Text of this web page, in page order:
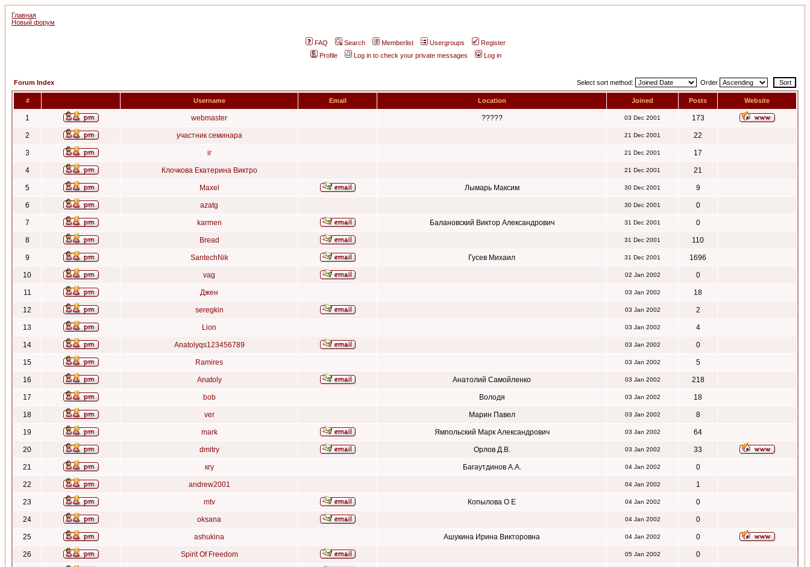
Главная
Новый форум
FAQ Search Memberlist Usergroups
Register
Profile
Log in to check your private messages Log in
Forum Index Select sort method: Order
# Username Email Location Joined Posts Website
1 webmaster ????? 03 Dec 2001 173
2 участник семинара 21 Dec 2001 22
3 ir 21 Dec 2001 17
4 Клочкова Екатерина Виктро 21 Dec 2001 21
5 Maxel Лымарь Максим 30 Dec 2001 9
6 azatg 30 Dec 2001 0
7 karmen Балановский Виктор Александрович 31 Dec 2001 0
8 Bread 31 Dec 2001 110
9 SantechNik Гусев Михаил 31 Dec 2001 1696
10 vag 02 Jan 2002 0
11 Джен 03 Jan 2002 18
12 seregkin 03 Jan 2002 2
13 Lion 03 Jan 2002 4
14 Anatolyqs123456789 03 Jan 2002 0
15 Ramires 03 Jan 2002 5
16 Anatoly Анатолий Самойленко 03 Jan 2002 218
17 bob Володя 03 Jan 2002 18
18 ver Марин Павел 03 Jan 2002 8
19 mark Ямпольский Марк Александрович 03 Jan 2002 64
20 dmitry Орлов Д.В. 03 Jan 2002 33
21 кгу Багаутдинов А.А. 04 Jan 2002 0
22 andrew2001 04 Jan 2002 1
23 mtv Копылова О Е 04 Jan 2002 0
24 oksana 04 Jan 2002 0
25 ashukina Ашукина Ирина Викторовна 04 Jan 2002 0
26 Spirit Of Freedom 05 Jan 2002 0